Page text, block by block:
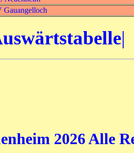
Gauangelloch
|
2026 Alle